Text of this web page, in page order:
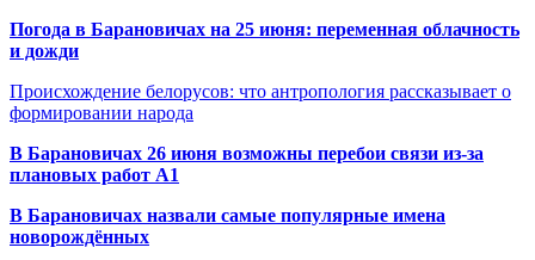
Погода в Барановичах на 25 июня: переменная облачность
и дожди
Происхождение белорусов: что антропология рассказывает о
формировании народа
В Барановичах 26 июня возможны перебои связи из-за
плановых работ A1
В Барановичах назвали самые популярные имена
новорождённых